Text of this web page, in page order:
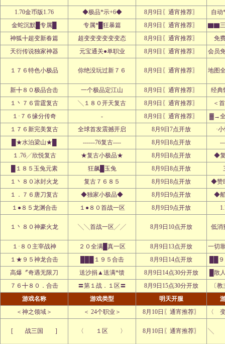
1.70金币版1.76 ◆极品*示+6◆ 8月9日〖通宵推荐〗
自动
金蛇沉默█专属█
专属*█狂暴篇 8月9日〖通宵推荐〗
▇▇
神狐╋超变新春篇
超变变变变变变态 8月9日〖通宵推荐〗
免
天衍传说独家神器
元宝通关●单职业 8月9日〖通宵推荐〗 会员
１７６特色小极品 你绝没玩过新７６ 8月9日〖通宵推荐〗 地图
新╋８０极品合击 一个极品定江山 8月9日〖通宵推荐〗
经
１丶７６雷霆复古
╲１８０开天复古 8月9日〖通宵推荐〗
＜
１·７６缘分传奇
- 8月9日〖通宵推荐〗
▓→
１７６新完美复古
全球首发震撼开启 8月9日7点开放
·
█★水泊梁山★█
------76复古---- 8月9日8点开放
１.76╱欣悦复古
★复古小极品★ 8月9日8点开放
◆
█１８５玉兔元素
狂飙█玉兔 8月9日8点开放
１丶８０冰封火龙
复古７６８５ 8月9日8点开放
◆赞
１．７６唐刀复古
◆独家小极品◆ 8月9日9点开放
◆
１●８５龙渊合击
１●８０首战一区 8月9日9点开放
１丶８０神豪火龙 ╲╲首战一区╱╱ 8月9日10点开放 低
１·８０主宰战神 ２０全满█真一区 8月9日13点开放
一切
１★９５神龙合击
███１９５合击 8月9日14点开放
██
高爆〞奇遇无限刀
送沙捐▲送满*馈 8月9日14点30分开放
█散
７６╋８０．合击
〓第１战．１区〓 8月9日15点30分开放
〔
游戏名称
游戏类型 明天开服
＜神之领域＞
＜ 24个职业＞ 8月10日〖通宵推荐〗 〈
[ 战三国 ] 〈 １区 〉 8月10日〖通宵推荐〗 ╲